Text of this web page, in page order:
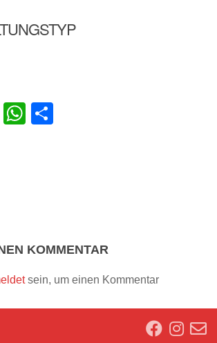
EmailWhatsApp
KOMMENTAR
sein, um einen Kommentar